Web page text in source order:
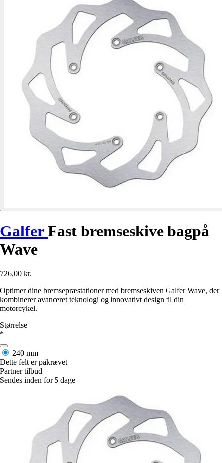
GalferFast bremseskive bagpå
Wave
726,00 kr.
Optimer dine bremsepræstationer med bremseskiven Galfer Wave, der
kombinerer avanceret teknologi og innovativt design til din
motorcykel.
Størrelse
*
240 mm
Dette felt er påkrævet
Partner tilbud
Sendes inden for 5 dage